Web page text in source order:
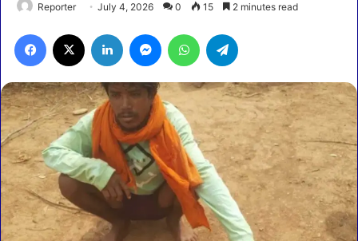
Reporter July 4, 2026 0 15 2 minutes read
Facebook LinkedIn MessengerWhatsApp